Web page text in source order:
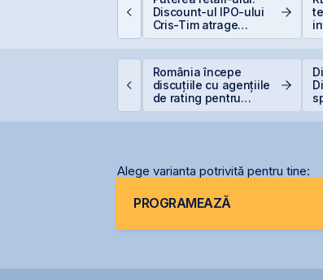
Discount-ul IPO-ului
Cris-Tim atrage
subscrieri de peste 2
a companiei
România începe
discuțiile cu agențiile
de rating pentru
Alege varianta potrivită pentru tine:
PROGRAMEAZĂ